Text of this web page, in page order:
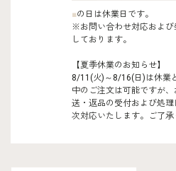
■の日は休業日です。
※お問い合わせ対応および
しております。
【夏季休業のお知らせ】
8/11(火)～8/16(日)は休業
中のご注文は可能ですが
送・返品の受付および処
次対応いたします。ご了承